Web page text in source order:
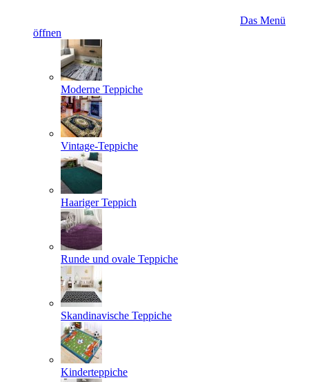
Das Menü
öffnen
Moderne Teppiche
Vintage-Teppiche
Haariger Teppich
Runde und ovale Teppiche
Skandinavische Teppiche
Kinderteppiche